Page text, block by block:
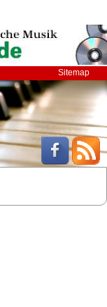
Sitemap